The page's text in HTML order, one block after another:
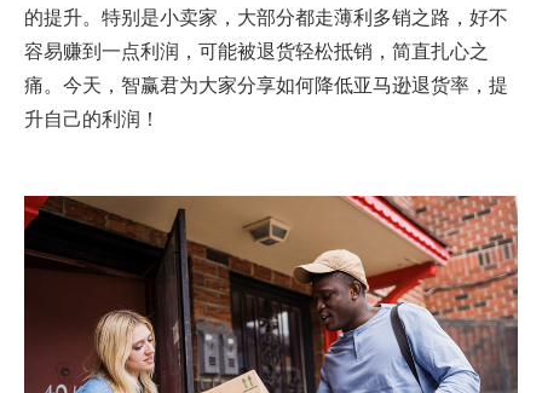
的提升。特别是小卖家，大部分都走薄利多销之路，好不
容易赚到一点利润，可能被退货轻松抵销，简直扎心之
痛。今天，智赢君为大家分享如何降低亚马逊退货率，提
升自己的利润！